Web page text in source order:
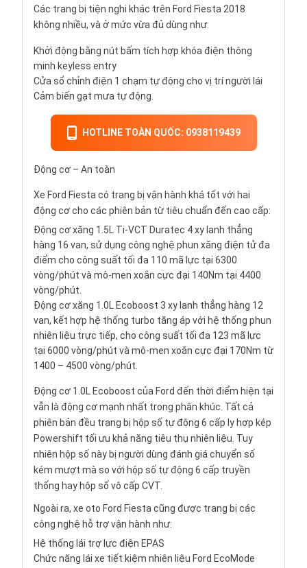
Các trang bị tiện nghi khác trên Ford Fiesta 2018
không nhiều, và ở mức vừa đủ dùng như:
Khởi động bằng nút bấm tích hợp khóa điện thông
minh keyless entry
Cửa sổ chỉnh điện 1 chạm tự động cho vị trí người lái
Cảm biến gạt mưa tự động.
HOTLINE TOÀN QUỐC: 0938119439
Động cơ – An toàn
Xe Ford Fiesta có trang bị vận hành khá tốt với hai
động cơ cho các phiên bản từ tiêu chuẩn đến cao cấp:
Động cơ xăng 1.5L Ti-VCT Duratec 4 xy lanh thẳng
hàng 16 van, sử dụng công nghệ phun xăng điện tử đa
điểm cho công suất tối đa 110 mã lực tại 6300
vòng/phút và mô-men xoắn cực đại 140Nm tại 4400
vòng/phút.
Động cơ xăng 1.0L Ecoboost 3 xy lanh thẳng hàng 12
van, kết hợp hệ thống turbo tăng áp với hệ thống phun
nhiên liệu trực tiếp, cho công suất tối đa 123 mã lực
tại 6000 vòng/phút và mô-men xoắn cực đại 170Nm từ
1400 – 4500 vòng/phút.
Động cơ 1.0L Ecoboost của Ford đến thời điểm hiện tại
vẫn là động cơ mạnh nhất trong phân khúc. Tất cả
phiên bản đều trang bị hộp số tự động 6 cấp ly hợp kép
Powershift tối ưu khả năng tiêu thụ nhiên liệu. Tuy
nhiên hộp số này bị người dùng đánh giá chuyển số
kém mượt mà so với hộp số tự động 6 cấp truyền
thống hay hộp số vô cấp CVT.
Ngoài ra, xe oto Ford Fiesta cũng được trang bị các
công nghệ hỗ trợ vận hành như:
Hệ thống lái trợ lực điện EPAS
Chức năng lái xe tiết kiệm nhiên liệu Ford EcoMode